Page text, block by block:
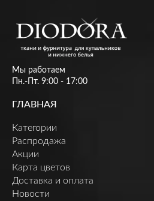
Мы работаем
Пн.-Пт. 9:00 - 17:00
ГЛАВНАЯ
Категории
Распродажа
Акции
Карта цветов
Доставка и оплата
Новости